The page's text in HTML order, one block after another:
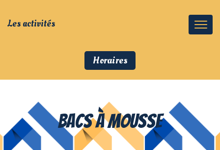
Les activités
Horaires
Bacs à mousse